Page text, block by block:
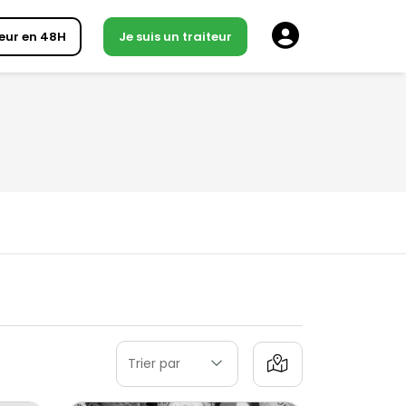
en 48H Je suis un traiteur
Trier par